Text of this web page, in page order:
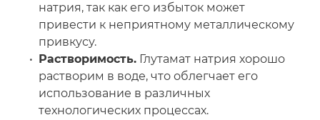
натрия, так как его избыток может
привести к неприятному металлическому
привкусу.
Растворимость.Глутамат натрия хорошо
растворим в воде, что облегчает его
использование в различных
технологических процессах.